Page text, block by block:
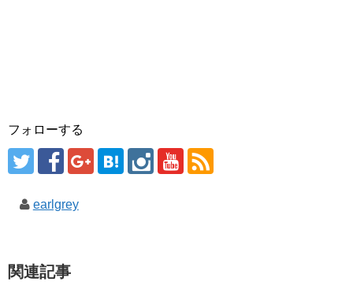
フォローする
earlgrey
関連記事